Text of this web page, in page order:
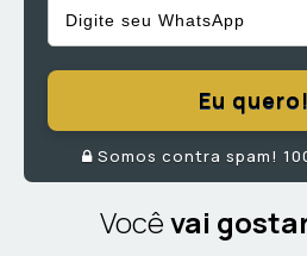
Eu quero!
Somos contra spam!
Vocêvai